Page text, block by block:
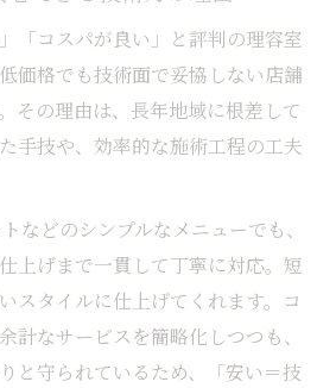
「コスパが良い」と評判の理容室
価格でも技術面で妥協しない店舗
その理由は、長年地域に根差して
手技や、効率的な施術工程の工夫
などのシンプルなメニューでも、
上げまで一貫して丁寧に対応。短
スタイルに仕上げてくれます。コ
計なサービスを簡略化しつつも、
と守られているため、「安い＝技